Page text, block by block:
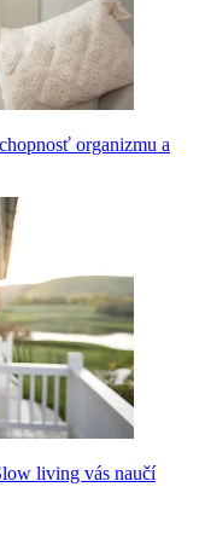
organizmu a
living vás naučí